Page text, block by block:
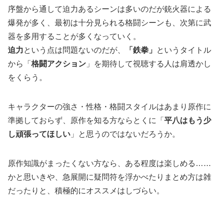
序盤から通して迫力あるシーンは多いのだが銃火器による
爆発が多く、最初は十分見られる格闘シーンも、次第に武
器を多用することが多くなっていく。
迫力という点は問題ないのだが、 「鉄拳」
というタイトル
から「 格闘アクション 」を期待して視聴する人は肩透かし
をくらう。
キャラクターの強さ・性格・格闘スタイルはあまり原作に
準拠しておらず、原作を知る方ならとくに「 平八はもう少
し頑張ってほしい 」と思うのではないだろうか。
原作知識がまったくない方なら、ある程度は楽しめる……
かと思いきや、急展開に疑問符を浮かべたりまとめ方は雑
だったりと、積極的にオススメはしづらい。